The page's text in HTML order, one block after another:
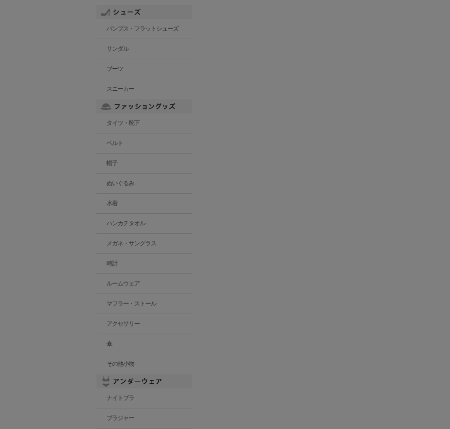
パンプス・フラットシューズ
サンダル
ブーツ
スニーカー
タイツ・靴下
ベルト
帽子
ぬいぐるみ
水着
ハンカチタオル
メガネ・サングラス
時計
ルームウェア
マフラー・ストール
アクセサリー
傘
その他小物
ナイトブラ
ブラジャー